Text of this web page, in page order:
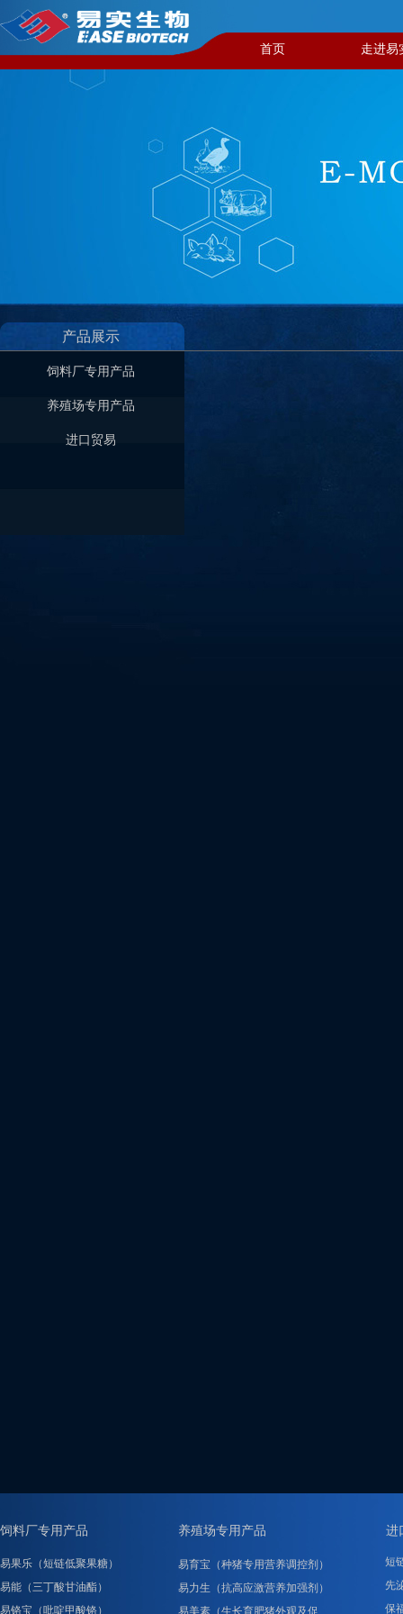
首页 走进易
产品展示
饲料厂专用产品
养殖场专用产品
进口贸易
饲料厂专用产品 进
易果乐（短链低聚果糖）
易能（三丁酸甘油酯）
易铬宝（吡啶甲酸铬）
易育宝（种猪专用营养调控剂）
易力生（抗高应激营养加强剂）
易美素（生长育肥猪外观及促……
短
先
保
养殖场专用产品